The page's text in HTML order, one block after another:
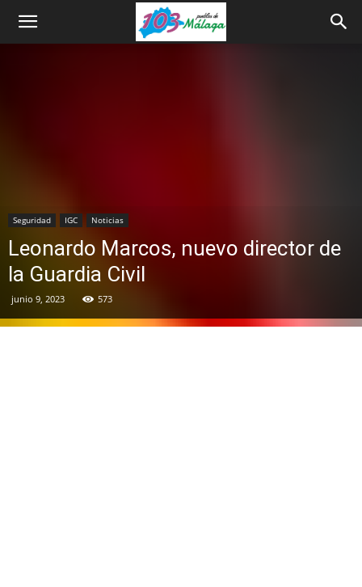
Seguridad IGC Noticias
Leonardo Marcos, nuevo director de
la Guardia Civil
junio 9, 2023 573